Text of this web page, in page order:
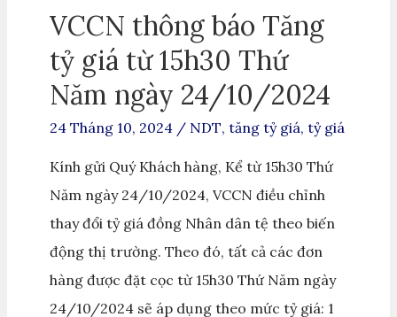
VCCN thông báo Tăng
tỷ giá từ 15h30 Thứ
Năm ngày 24/10/2024
24 Tháng 10, 2024 / NDT,tăng tỷ giá,tỷ giá
Kính gửi Quý Khách hàng, Kể từ 15h30 Thứ
Năm ngày 24/10/2024, VCCN điều chỉnh
thay đổi tỷ giá đồng Nhân dân tệ theo biến
động thị trường. Theo đó, tất cả các đơn
hàng được đặt cọc từ 15h30 Thứ Năm ngày
24/10/2024 sẽ áp dụng theo mức tỷ giá: 1